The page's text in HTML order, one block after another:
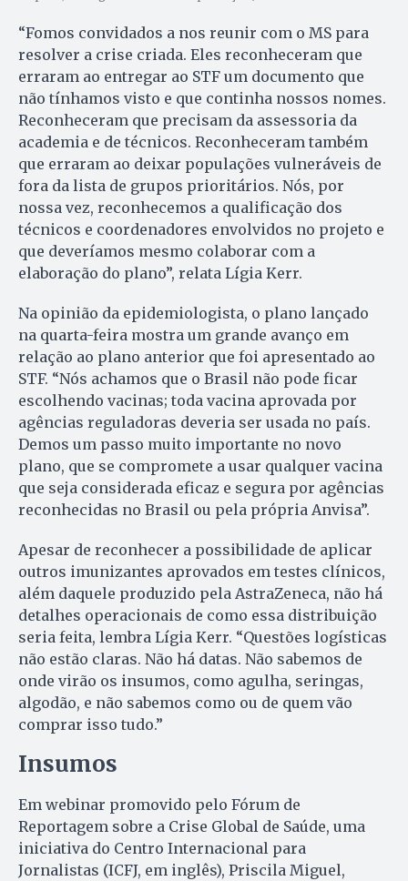
“Fomos convidados a nos reunir com o MS para
resolver a crise criada. Eles reconheceram que
erraram ao entregar ao STF um documento que
não tínhamos visto e que continha nossos nomes.
Reconheceram que precisam da assessoria da
academia e de técnicos. Reconheceram também
que erraram ao deixar populações vulneráveis de
fora da lista de grupos prioritários. Nós, por
nossa vez, reconhecemos a qualificação dos
técnicos e coordenadores envolvidos no projeto e
que deveríamos mesmo colaborar com a
elaboração do plano”, relata Lígia Kerr.
Na opinião da epidemiologista, o plano lançado
na quarta-feira mostra um grande avanço em
relação ao plano anterior que foi apresentado ao
STF. “Nós achamos que o Brasil não pode ficar
escolhendo vacinas; toda vacina aprovada por
agências reguladoras deveria ser usada no país.
Demos um passo muito importante no novo
plano, que se compromete a usar qualquer vacina
que seja considerada eficaz e segura por agências
reconhecidas no Brasil ou pela própria Anvisa”.
Apesar de reconhecer a possibilidade de aplicar
outros imunizantes aprovados em testes clínicos,
além daquele produzido pela AstraZeneca, não há
detalhes operacionais de como essa distribuição
seria feita, lembra Lígia Kerr. “Questões logísticas
não estão claras. Não há datas. Não sabemos de
onde virão os insumos, como agulha, seringas,
algodão, e não sabemos como ou de quem vão
comprar isso tudo.”
Insumos
Em webinar promovido pelo Fórum de
Reportagem sobre a Crise Global de Saúde, uma
iniciativa do Centro Internacional para
Jornalistas (ICFJ, em inglês), Priscila Miguel,